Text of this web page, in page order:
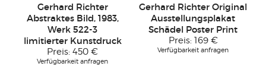
Gerhard Richter
Abstraktes Bild, 1983,
Werk 522-3
limitierter Kunstdruck
Preis: 450 €
Verfügbarkeit anfragen
Gerhard Richter Original
Ausstellungsplakat
Schädel Poster Print
Preis: 169 €
Verfügbarkeit anfragen